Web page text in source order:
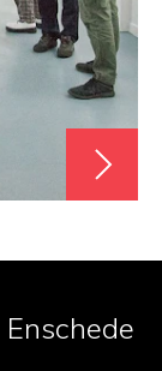
Enschede